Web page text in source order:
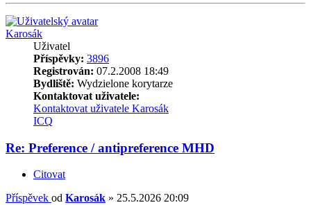
Karosák
Uživatel
Příspěvky: 3896
Registrován: 07.2.2008 18:49
Bydliště: Wydzielone korytarze
Kontaktovat uživatele:
Kontaktovat uživatele Karosák
ICQ
Re: Preference / antipreference MHD
Citovat
Příspěvek od Karosák » 25.5.2026 20:09